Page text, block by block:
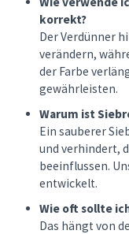
korrekt?
Der Verdünner
verändern,
der Farbe
gewährleisten.
Warum ist
Ein sauberer
und verhindert,
beeinflussen.
entwickelt.
Wie oft sollte
Das hängt von